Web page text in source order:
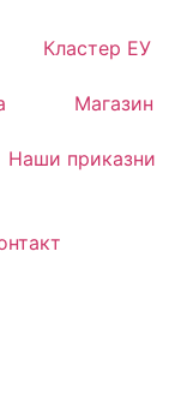
Кластер ЕУ
Магазин
Наши приказни